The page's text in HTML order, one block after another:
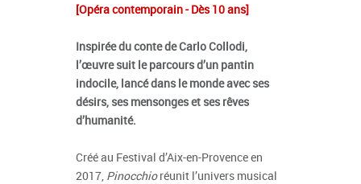
[Opéra contemporain - Dès 10 ans]
Inspirée du conte de Carlo Collodi,
l’œuvre suit le parcours d’un pantin
indocile, lancé dans le monde avec ses
désirs, ses mensonges et ses rêves
d’humanité.
Créé au Festival d’Aix-en-Provence en
2017, Pinocchioréunit l’univers musical